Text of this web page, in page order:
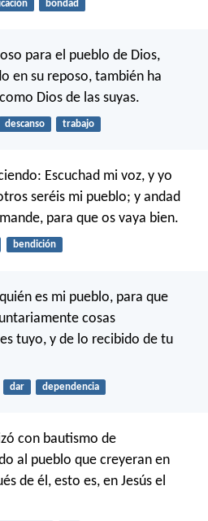
bondad
para el pueblo de Dios,
en su reposo, también ha
Dios de las suyas.
descanso trabajo
Escuchad mi voz, y yo
seréis mi pueblo; y andad
para que os vaya bien.
bendición
es mi pueblo, para que
cosas
tuyo, y de lo recibido de tu
dar dependencia
con bautismo de
al pueblo que creyeran en
de él, esto es, en Jesús el